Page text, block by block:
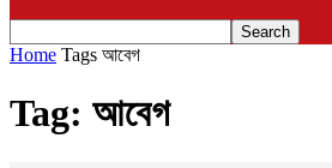
Home Tags আবেগ
Tag: আবেগ